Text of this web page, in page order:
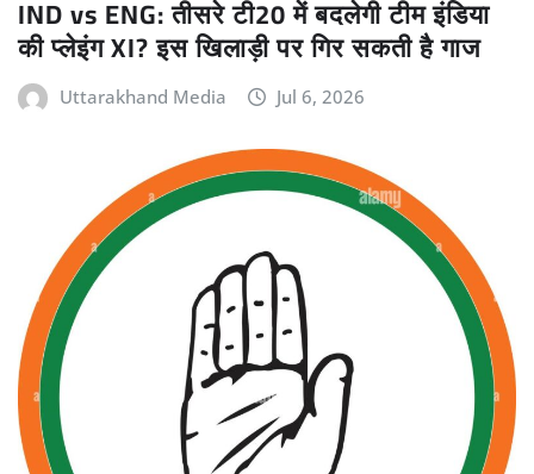
IND vs ENG: तीसरे टी20 में बदलेगी टीम इंडिया
की प्लेइंग XI? इस खिलाड़ी पर गिर सकती है गाज
Uttarakhand Media Jul 6, 2026